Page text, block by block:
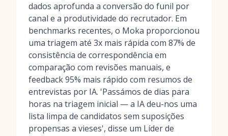
dados aprofunda a conversão do funil por
canal e a produtividade do recrutador. Em
benchmarks recentes, o Moka proporcionou
uma triagem até 3x mais rápida com 87% de
consistência de correspondência em
comparação com revisões manuais, e
feedback 95% mais rápido com resumos de
entrevistas por IA. 'Passámos de dias para
horas na triagem inicial — a IA deu-nos uma
lista limpa de candidatos sem suposições
propensas a vieses', disse um Líder de